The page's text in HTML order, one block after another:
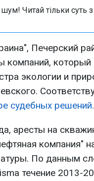
Читай тільки суть з
Печерский
компаний, который
экологии и
судебных решений.
аресты на
компания"
По данным
течение 2013-